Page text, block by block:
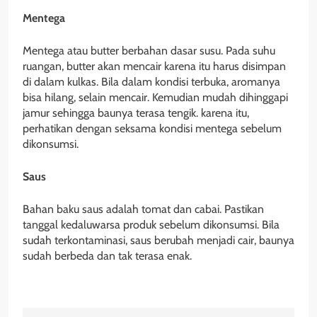
Mentega
Mentega atau butter berbahan dasar susu. Pada suhu
ruangan, butter akan mencair karena itu harus disimpan
di dalam kulkas. Bila dalam kondisi terbuka, aromanya
bisa hilang, selain mencair. Kemudian mudah dihinggapi
jamur sehingga baunya terasa tengik. karena itu,
perhatikan dengan seksama kondisi mentega sebelum
dikonsumsi.
Saus
Bahan baku saus adalah tomat dan cabai. Pastikan
tanggal kedaluwarsa produk sebelum dikonsumsi. Bila
sudah terkontaminasi, saus berubah menjadi cair, baunya
sudah berbeda dan tak terasa enak.